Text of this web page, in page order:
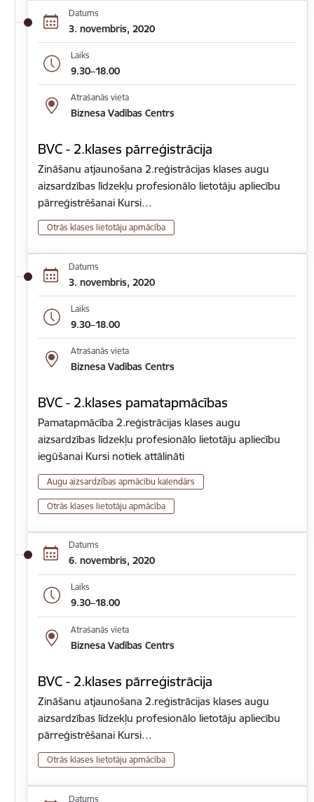
Datums
3. novembris, 2020
Laiks
9.30–18.00
Atrašanās vieta
Biznesa Vadības Centrs
BVC - 2.klases pārreģistrācija
Zināšanu atjaunošana 2.reģistrācijas klases augu
aizsardzības līdzekļu profesionālo lietotāju apliecību
pārreģistrēšanai Kursi…
Otrās klases lietotāju apmācība
Datums
3. novembris, 2020
Laiks
9.30–18.00
Atrašanās vieta
Biznesa Vadības Centrs
BVC - 2.klases pamatapmācības
Pamatapmācība 2.reģistrācijas klases augu
aizsardzības līdzekļu profesionālo lietotāju apliecību
iegūšanai Kursi notiek attālināti
Augu aizsardzības apmācību kalendārs
Otrās klases lietotāju apmācība
Datums
6. novembris, 2020
Laiks
9.30–18.00
Atrašanās vieta
Biznesa Vadības Centrs
BVC - 2.klases pārreģistrācija
Zināšanu atjaunošana 2.reģistrācijas klases augu
aizsardzības līdzekļu profesionālo lietotāju apliecību
pārreģistrēšanai Kursi…
Otrās klases lietotāju apmācība
Datums